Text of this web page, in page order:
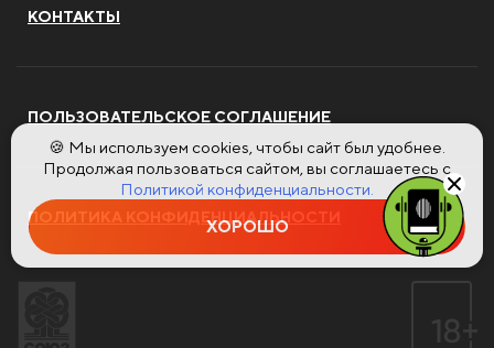
КОНТАКТЫ
ПОЛЬЗОВАТЕЛЬСКОЕ СОГЛАШЕНИЕ
ПОЛИТИКА КОНФИДЕНЦИАЛЬНОСТИ
🍪 Мы используем cookies, чтобы сайт был удобнее.
Продолжая пользоваться сайтом, вы соглашаетесь с
Политикой конфиденциальности.
ХОРОШО